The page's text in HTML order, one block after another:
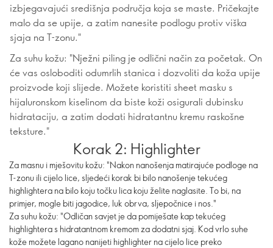
izbjegavajući središnja područja koja se maste. Pričekajte
malo da se upije, a zatim nanesite podlogu protiv viška
sjaja na T-zonu."
Za suhu kožu: "Nježni piling je odlični način za početak. On
će vas osloboditi odumrlih stanica i dozvoliti da koža upije
proizvode koji slijede. Možete koristiti sheet masku s
hijaluronskom kiselinom da biste koži osigurali dubinsku
hidrataciju, a zatim dodati hidratantnu kremu raskošne
teksture."
Korak 2: Highlighter
Za masnu i mješovitu kožu: "Nakon nanošenja matirajuće podloge na
T-zonu ili cijelo lice, sljedeći korak bi bilo nanošenje tekućeg
highlightera na bilo koju točku lica koju želite naglasite. To bi, na
primjer, mogle biti jagodice, luk obrva, sljepočnice i nos."
Za suhu kožu: "Odličan savjet je da pomiješate kap tekućeg
highlightera s hidratantnom kremom za dodatni sjaj. Kod vrlo suhe
kože možete lagano nanijeti highlighter na cijelo lice preko